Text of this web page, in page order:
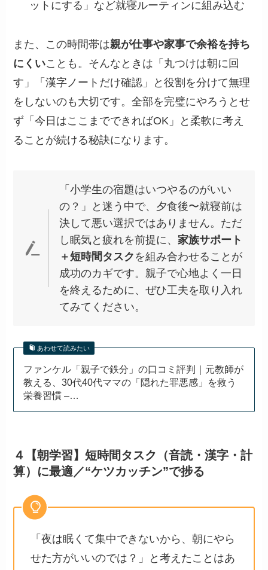
ットにする」など就寝ルーティンに組み込む
また、この時間帯は親が仕事や家事で余裕を持ち
にくいことも。そんなときは「丸つけは朝に回
す」「漢字ノートだけ確認」と役割を分けて無理
をしないのも大切です。全部を完璧にやろうとせ
ず「今日はここまでできればOK」と柔軟に考え
ることが続ける秘訣になります。
「小学生の宿題はいつやるのがいい
の？」と迷う中で、夕食後〜就寝前は
決して悪い選択ではありません。ただ
し眠気と疲れを前提に、 家族サポート
＋短時間タスク を組み合わせることが
成功のカギです。親子で心地よく一日
を終えるために、ぜひ工夫を取り入れ
てみてください。
あわせて読みたい
ファンケル「親子で鉄分」の口コミ評判｜元教師が
教える、30代40代ママの「隠れた罪悪感」を救う
栄養習慣 –…
４【朝学習】短時間タスク（音読・漢字・計
算）に最適／“ケツカッチン”で捗る
「夜は眠くて集中できないから、朝にやら
せた方がいいのでは？」と考えたことはあ